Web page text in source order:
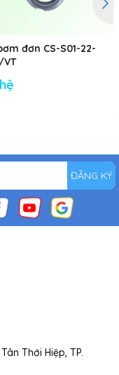
đơn CS-S01-22-
VT
ĐĂNG KÝ
Thới Hiệp, TP.